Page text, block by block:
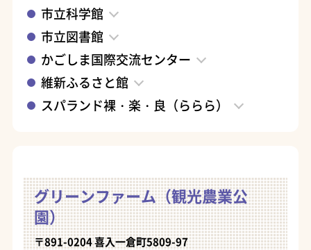
市立科学館
市立図書館
かごしま国際交流センター
維新ふるさと館
スパランド裸・楽・良（ららら）
グリーンファーム（観光農業公
園）
〒891-0204 喜入一倉町5809-97